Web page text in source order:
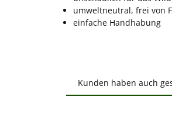
umweltneutral, frei von
einfache Handhabung
Kunden haben auch